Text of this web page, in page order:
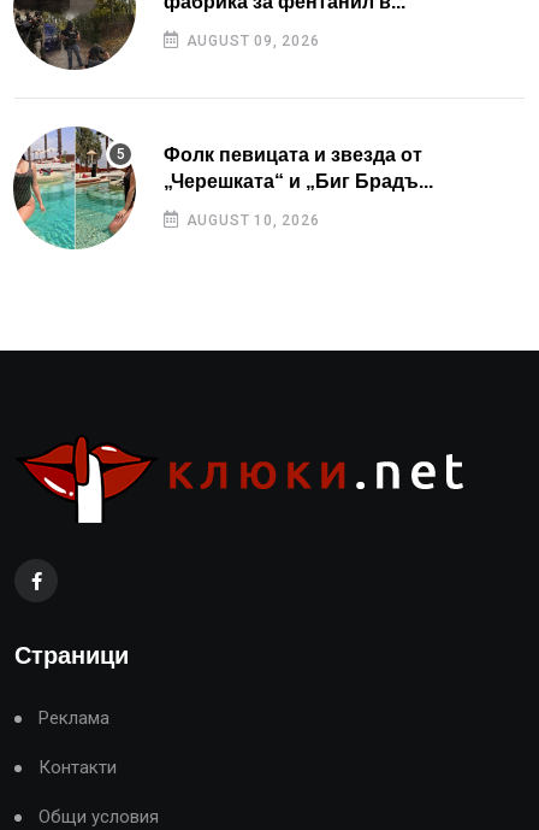
AUGUST 09, 2026
Фолк певицата и звезда от
„Черешката“ и „Биг Брадъ...
AUGUST 10, 2026
Страници
Реклама
Контакти
Общи условия